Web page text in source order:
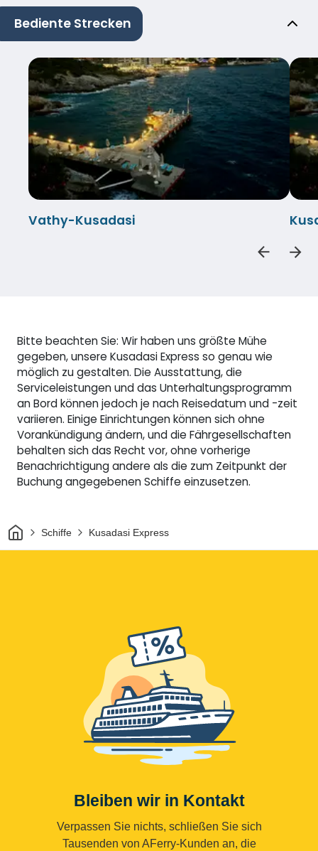
Bediente Strecken
Vathy-Kusadasi
Bitte beachten Sie: Wir haben uns größte Mühe
gegeben, unsere Kusadasi Express so genau wie
möglich zu gestalten. Die Ausstattung, die
Serviceleistungen und das Unterhaltungsprogramm
an Bord können jedoch je nach Reisedatum und -zeit
variieren. Einige Einrichtungen können sich ohne
Vorankündigung ändern, und die Fährgesellschaften
behalten sich das Recht vor, ohne vorherige
Benachrichtigung andere als die zum Zeitpunkt der
Buchung angegebenen Schiffe einzusetzen.
HeimSchiffe Kusadasi Express
Bleiben wir in Kontakt
Verpassen Sie nichts, schließen Sie sich
Tausenden von AFerry-Kunden an, die